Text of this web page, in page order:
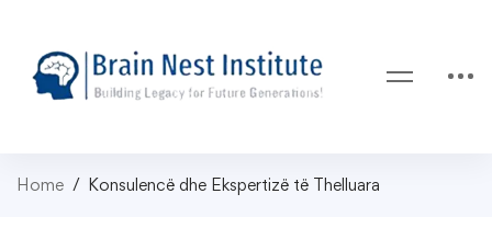
Home Konsulencë dhe Ekspertizë të Thelluara